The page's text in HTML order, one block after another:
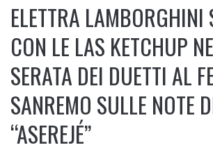
ELETTRA
CON LE LAS KETCHUP
SERATA DEI DUETTI AL
SANREMO SULLE NOTE
“ASEREJÉ”